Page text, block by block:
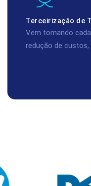
Terceirização de TI
Vem tomando
redução de custos,